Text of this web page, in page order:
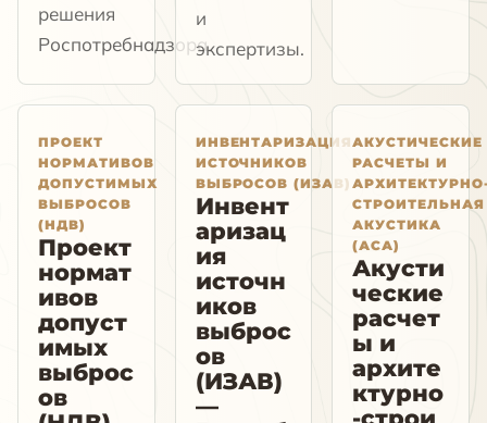
решения
Роспотребнадзора.
и
экспертизы.
ПРОЕКТ
НОРМАТИВОВ
ДОПУСТИМЫХ
ВЫБРОСОВ
(НДВ)
Проект
нормат
ивов
допуст
имых
выброс
ов
ИНВЕНТАРИЗАЦИЯ
ИСТОЧНИКОВ
ВЫБРОСОВ (ИЗАВ)
Инвент
аризац
ия
источн
иков
выброс
ов
(ИЗАВ)
—
АКУСТИЧЕСКИЕ
РАСЧЕТЫ И
СТРОИТЕЛЬНАЯ
АКУСТИКА
(АСА)
Акусти
ческие
расчет
ы и
архите
ктурно